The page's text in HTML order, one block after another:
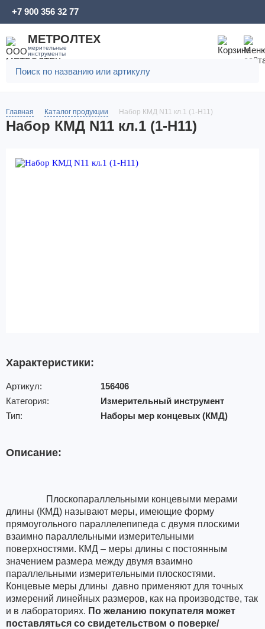
МЕТРОЛТЕХ
мерительные
инструменты
+7 900 356 32 77
Главная Каталог продукции Набор КМД N11 кл.1 (1-Н11)
Набор КМД N11 кл.1 (1-Н11)
Характеристики:
Артикул:
156406
Категория:
Измерительный инструмент
Тип:
Наборы мер концевых (КМД)
Описание:
Плоскопараллельными концевыми мерами
длины (КМД) называют меры, имеющие форму
прямоугольного параллелепипеда с двумя плоскими
взаимно параллельными измерительными
поверхностями. КМД – меры длины с постоянным
значением размера между двумя взаимно
параллельными измерительными плоскостями.
Концевые меры длины давно применяют для точных
измерений линейных размеров, как на производстве, так
и в лабораториях. По желанию покупателя может
поставляться со свидетельством о поверке/